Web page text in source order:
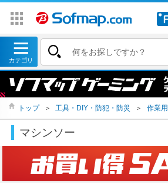
トップ ＞ 工具・DIY・防犯・防災 ＞ 作業
マシンソー